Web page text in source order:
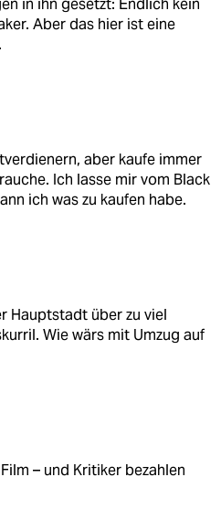
in ihn gesetzt: Endlich kein
Aber das hier ist eine
aber kaufe immer
Ich lasse mir vom Black
ich was zu kaufen habe.
Hauptstadt über zu viel
Wie wärs mit Umzug auf
– und Kritiker bezahlen